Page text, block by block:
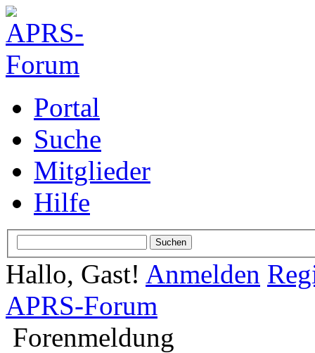
Portal
Suche
Mitglieder
Hilfe
Hallo, Gast! Anmelden
APRS-Forum
Forenmeldung